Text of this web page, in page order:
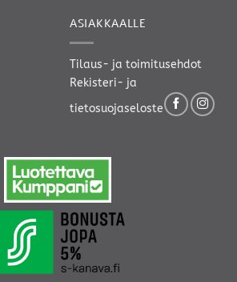
ASIAKKAALLE
Tilaus- ja toimitusehdot
Rekisteri- ja
tietosuojaseloste